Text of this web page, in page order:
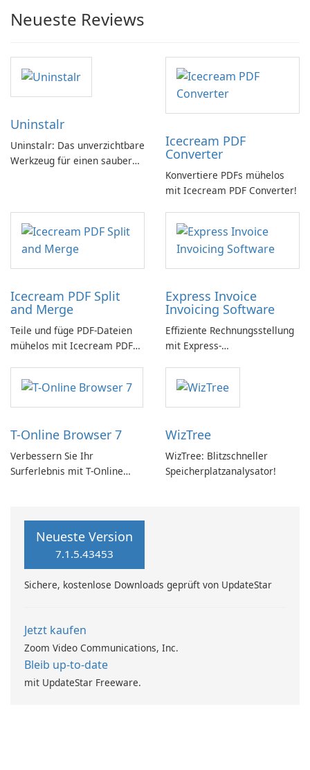
Neueste Reviews
Uninstalr
Uninstalr: Das unverzichtbare
Werkzeug für einen sauberen
Icecream PDF
Converter
Konvertiere PDFs mühelos
mit Icecream PDF Converter!
Icecream PDF Split
and Merge
Teile und füge PDF-Dateien
mühelos mit Icecream PDF
Express Invoice
Invoicing Software
Effiziente Rechnungsstellung
mit Express-
gemacht
T-Online Browser 7
Verbessern Sie Ihr
Surferlebnis mit T-Online
WizTree
WizTree: Blitzschneller
Speicherplatzanalysator!
Neueste Version
7.1.5.43453
Sichere, kostenlose Downloads geprüft von UpdateStar
Jetzt kaufen
Zoom Video Communications, Inc.
Bleib up-to-date
mit UpdateStar Freeware.